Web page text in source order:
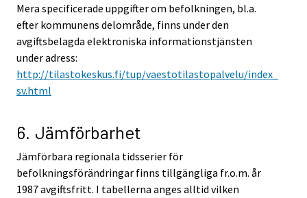
Mera specificerade uppgifter om befolkningen, bl.a.
efter kommunens delområde, finns under den
avgiftsbelagda elektroniska informationstjänsten
under adress:
http://tilastokeskus.fi/tup/vaestotilastopalvelu/index_
sv.html
6. Jämförbarhet
Jämförbara regionala tidsserier för
befolkningsförändringar finns tillgängliga fr.o.m. år
1987 avgiftsfritt. I tabellerna anges alltid vilken